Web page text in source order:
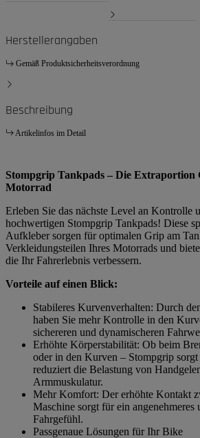
Herstellerangaben
Gemäß Produktsicherheitsverordnung
Beschreibung
Artikelinfos im Detail
Stompgrip Tankpads – Die
Motorrad
Erleben Sie das nächste Level an Kontrolle
hochwertigen Stompgrip Tankpads! Diese
Aufkleber sorgen für optimalen Grip am
Verkleidungsteilen Ihres Motorrads und
die Ihr Fahrerlebnis verbessern.
Vorteile auf einen Blick:
Stabileres Kurvenverhalten: Durch
haben Sie mehr Kontrolle in den
sichereren und dynamischeren
Erhöhte Körperstabilität: Ob beim
oder in den Kurven – Stompgrip
reduziert die Belastung von
Armmuskulatur.
Mehr Komfort: Der erhöhte Kontakt
Maschine sorgt für ein angenehmeres
Fahrgefühl.
Passgenaue Lösungen für Ihr Bike